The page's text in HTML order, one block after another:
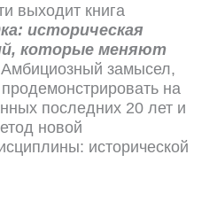
выходит книга
историческая
которые меняют
замысел,
на
последних 20 лет и
новой
исторической